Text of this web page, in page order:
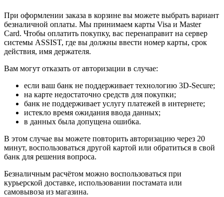
При оформлении заказа в корзине вы можете выбрать вариант
безналичной оплаты. Мы принимаем карты Visa и Master
Card. Чтобы оплатить покупку, вас перенаправит на сервер
системы ASSIST, где вы должны ввести номер карты, срок
действия, имя держателя.
Вам могут отказать от авторизации в случае:
если ваш банк не поддерживает технологию 3D-Secure;
на карте недостаточно средств для покупки;
банк не поддерживает услугу платежей в интернете;
истекло время ожидания ввода данных;
в данных была допущена ошибка.
В этом случае вы можете повторить авторизацию через 20
минут, воспользоваться другой картой или обратиться в свой
банк для решения вопроса.
Безналичным расчётом можно воспользоваться при
курьерской доставке, использовании постамата или
самовывоза из магазина.